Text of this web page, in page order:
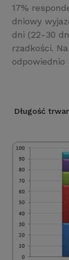
17%
dniowy
dni (22-30
rzadkości.
odpowiednio
Długość